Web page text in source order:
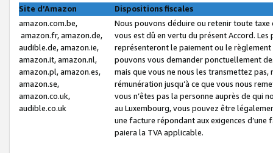
Site d’Amazon
Dispositions fiscales
amazon.com.be,
amazon.fr, amazon.de,
audible.de, amazon.ie,
amazon.it, amazon.nl,
amazon.pl, amazon.es,
amazon.se,
amazon.co.uk,
audible.co.uk
Nous pouvons déduire ou retenir toute
vous est dû en vertu du présent Accord.
représenteront le paiement ou le
pouvons vous demander ponctuellement
mais que vous ne nous les transmettez
rémunération jusqu’à ce que vous nous
vous n’êtes pas la personne auprès de qui
au Luxembourg, vous pouvez être
une facture répondant aux exigences
paiera la TVA applicable.